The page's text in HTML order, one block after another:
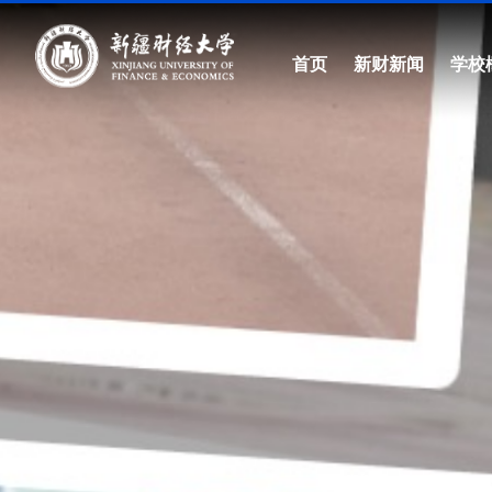
首页 新财新闻 学校